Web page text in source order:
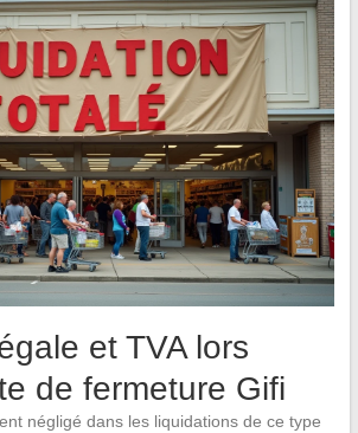
et TVA lors
de fermeture Gifi
négligé dans les liquidations de ce type